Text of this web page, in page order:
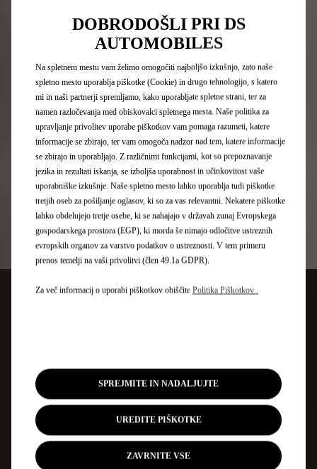
Konceptna vozila DS
Odkrijte našo ponudbo vozil
DOBRODOŠLI PRI DS
AUTOMOBILES
Na spletnem mestu vam želimo omogočiti najboljšo izkušnjo, zato naše
spletno mesto uporablja piškotke (Cookie) in drugo tehnologijo, s katero
mi in naši partnerji spremljamo, kako uporabljate spletne strani, ter za
namen razločevanja med obiskovalci spletnega mesta. Naše politika za
upravljanje privolitev uporabe piškotkov vam pomaga razumeti, katere
informacije se zbirajo, ter vam omogoča nadzor nad tem, katere informacije
se zbirajo in uporabljajo. Z različnimi funkcijami, kot so prepoznavanje
jezika in rezultati iskanja, se izboljša uporabnost in učinkovitost vaše
uporabniške izkušnje. Naše spletno mesto lahko uporablja tudi piškotke
tretjih oseb za pošiljanje oglasov, ki so za vas relevantni. Nekatere piškotke
lahko obdelujejo tretje osebe, ki se nahajajo v državah zunaj Evropskega
gospodarskega prostora (EGP), ki morda še nimajo odločitve ustreznih
evropskih organov za varstvo podatkov o ustreznosti. V tem primeru
prenos temelji na vaši privolitvi (člen 49.1a GDPR).
Za več informacij o uporabi piškotkov obiščite Politika Piškotkov .
UREDITE PIŠKOTKE
SPREJMITE IN NADALJUJTE
ZAVRNITE VSE